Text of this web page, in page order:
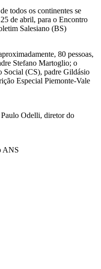
todos os continentes se
de abril, para o Encontro
Salesiano (BS)
80 pessoas,
Stefano Martoglio; o
Social (CS), padre Gildásio
Especial Piemonte-Vale
Odelli, diretor do
ANS